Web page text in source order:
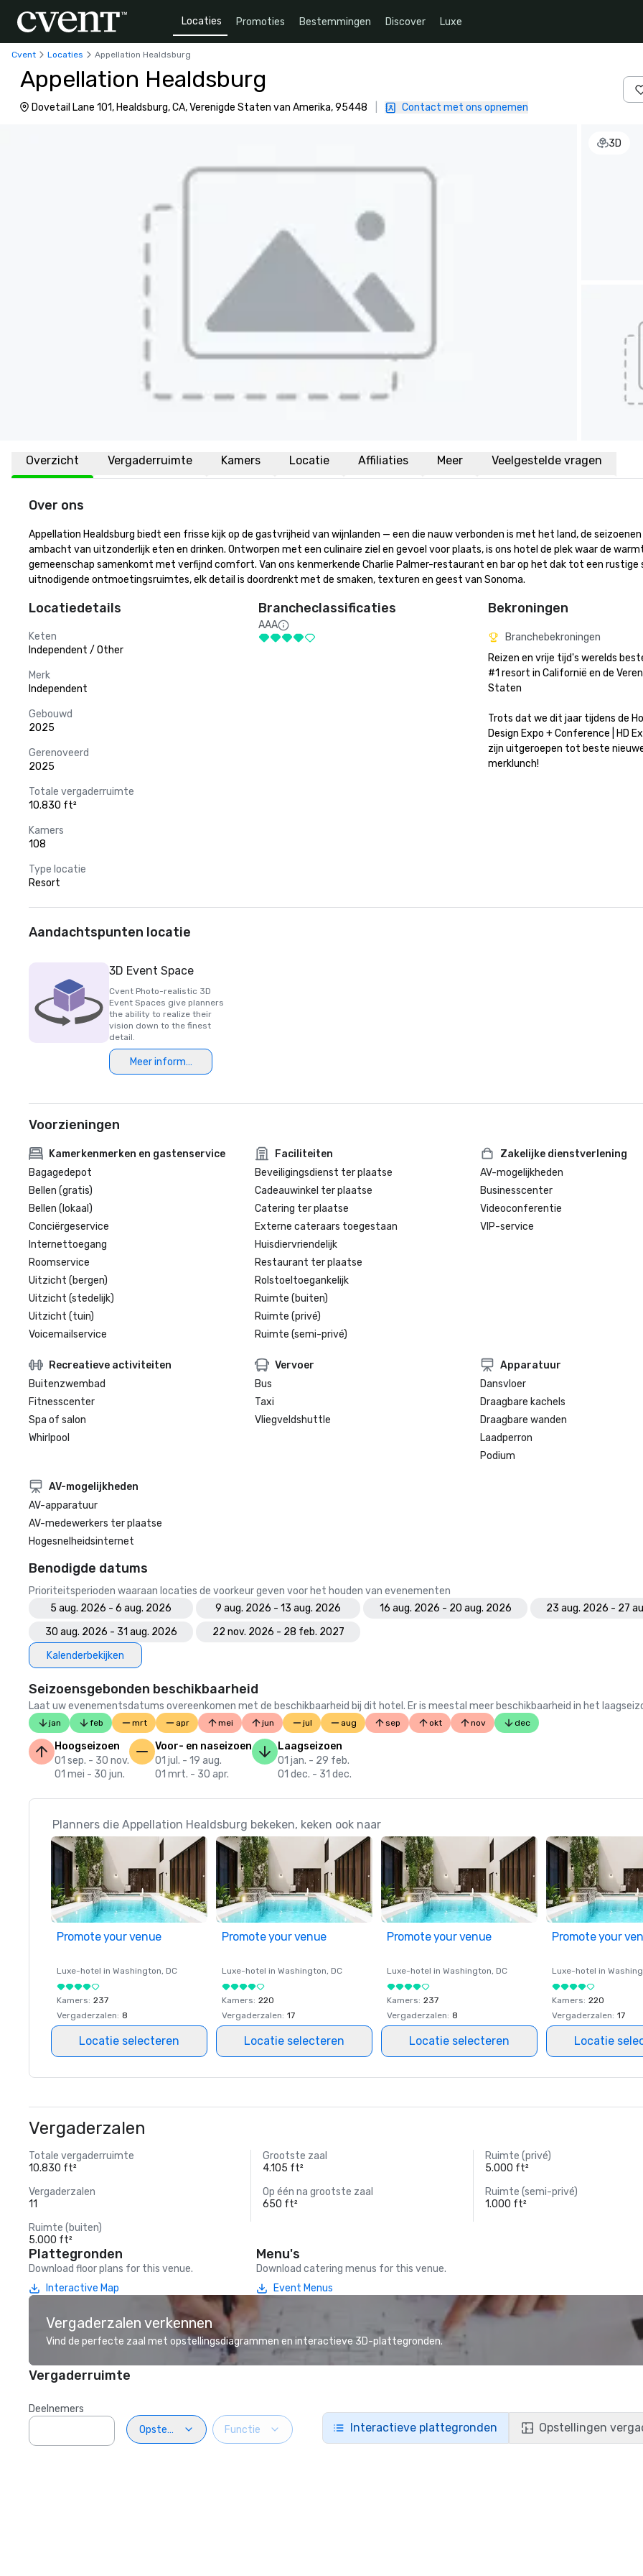
Locaties Promoties Bestemmingen Discover Luxe
Cvent Locaties Appellation Healdsburg
Appellation Healdsburg
Dovetail Lane 101, Healdsburg, CA, Verenigde Staten van Amerika, 95448 Contact met ons opnemen
3D
Overzicht Vergaderruimte Kamers Locatie Affiliaties Meer Veelgestelde vragen
Over ons
Appellation Healdsburg biedt een frisse kijk op de gastvrijheid van wijnlanden — een die nauw verbonden is met het land, de
ambacht van uitzonderlijk eten en drinken. Ontworpen met een culinaire ziel en gevoel voor plaats, is ons hotel de plek waar de
gemeenschap samenkomt met verfijnd comfort. Van ons kenmerkende Charlie Palmer-restaurant en bar op het dak tot een rustige
uitnodigende ontmoetingsruimtes, elk detail is doordrenkt met de smaken, texturen en geest van Sonoma.
Locatiedetails
Keten
Independent / Other
Merk
Independent
Gebouwd
2025
Gerenoveerd
2025
Totale vergaderruimte
10.830 ft²
Kamers
108
Type locatie
Resort
Brancheclassificaties
AAA
Bekroningen
Branchebekroningen
Reizen en vrije tijd's werelds
#1 resort in Californië en de
Staten
Trots dat we dit jaar tijdens de
Design Expo + Conference | HD
zijn uitgeroepen tot beste
merklunch!
Aandachtspunten locatie
3D Event Space
Cvent Photo-realistic 3D
Event Spaces give planners
the ability to realize their
vision down to the finest
detail.
Meer informatie
Voorzieningen
Kamerkenmerken en gastenservice
Bagagedepot
Bellen (gratis)
Bellen (lokaal)
Conciërgeservice
Internettoegang
Roomservice
Uitzicht (bergen)
Uitzicht (stedelijk)
Uitzicht (tuin)
Voicemailservice
Faciliteiten
Beveiligingsdienst ter plaatse
Cadeauwinkel ter plaatse
Catering ter plaatse
Externe cateraars toegestaan
Huisdiervriendelijk
Restaurant ter plaatse
Rolstoeltoegankelijk
Ruimte (buiten)
Ruimte (privé)
Ruimte (semi-privé)
Zakelijke dienstverlening
AV-mogelijkheden
Businesscenter
Videoconferentie
VIP-service
Recreatieve activiteiten
Buitenzwembad
Fitnesscenter
Spa of salon
Whirlpool
Vervoer
Bus
Taxi
Vliegveldshuttle
Apparatuur
Dansvloer
Draagbare kachels
Draagbare wanden
Laadperron
Podium
AV-mogelijkheden
AV-apparatuur
AV-medewerkers ter plaatse
Hogesnelheidsinternet
Benodigde datums
Prioriteitsperioden waaraan locaties de voorkeur geven voor het houden van evenementen
5 aug. 2026 - 6 aug. 2026
9 aug. 2026 - 13 aug. 2026 16 aug. 2026 - 20 aug. 2026
23 aug. 2026 - 27
30 aug. 2026 - 31 aug. 2026
22 nov. 2026 - 28 feb. 2027
Kalenderbekijken
Seizoensgebonden beschikbaarheid
Laat uw evenementsdatums overeenkomen met de beschikbaarheid bij dit hotel. Er is meestal meer beschikbaarheid in het
jan feb mrt apr mei jun jul aug sep okt nov dec
Hoogseizoen
01 sep. - 30 nov.
01 mei - 30 jun.
Voor- en naseizoen
01 jul. - 19 aug.
01 mrt. - 30 apr.
Laagseizoen
01 jan. - 29 feb.
01 dec. - 31 dec.
Planners die Appellation Healdsburg bekeken, keken ook naar
Promote your venue
Luxe-hotel in Washington, DC
Kamers: 237
Vergaderzalen: 8
Locatie selecteren
Promote your venue
Luxe-hotel in Washington, DC
Kamers: 220
Vergaderzalen: 17
Locatie selecteren
Promote your venue
Luxe-hotel in Washington, DC
Kamers: 237
Vergaderzalen: 8
Locatie selecteren
Promote your
Luxe-hotel in
Kamers: 220
Vergaderzalen: 17
Locatie
Vergaderzalen
Totale vergaderruimte
10.830 ft²
Grootste zaal
4.105 ft²
Ruimte (privé)
5.000 ft²
Vergaderzalen
11
Op één na grootste zaal
650 ft²
Ruimte (semi-privé)
1.000 ft²
Ruimte (buiten)
5.000 ft²
Plattegronden
Download floor plans for this venue.
Interactive Map
Menu's
Download catering menus for this venue.
Event Menus
Vergaderzalen verkennen
Vind de perfecte zaal met opstellingsdiagrammen en interactieve 3D-plattegronden.
Vergaderruimte
Deelnemers
Opstelling
Functie Interactieve plattegronden Opstellingen